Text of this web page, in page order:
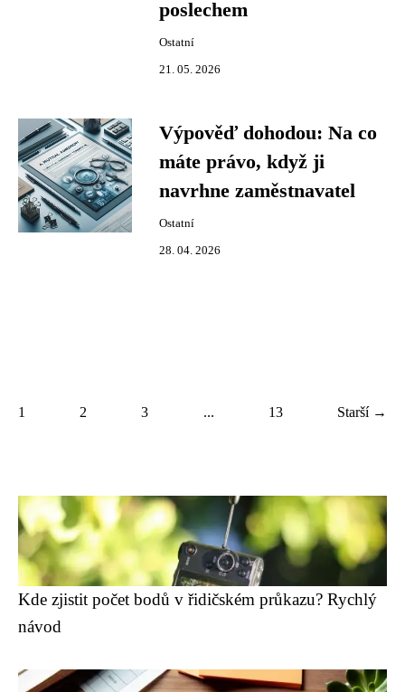
poslechem
Ostatní
21. 05. 2026
Výpověď dohodou: Na co
máte právo, když ji
navrhne zaměstnavatel
Ostatní
28. 04. 2026
1 2 3 ... 13 Starší →
Kde zjistit počet bodů v řidičském průkazu? Rychlý
návod